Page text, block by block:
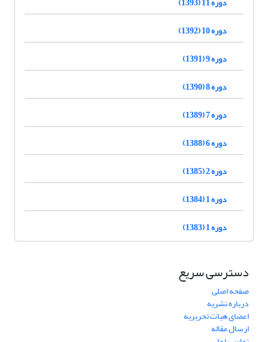
دوره 10 (1392)
دوره 9 (1391)
دوره 8 (1390)
دوره 7 (1389)
دوره 6 (1388)
دوره 2 (1385)
دوره 1 (1384)
دوره 1 (1383)
دسترسی سریع
صفحه اصلی
درباره نشریه
اعضای هیات تحریریه
ارسال مقاله